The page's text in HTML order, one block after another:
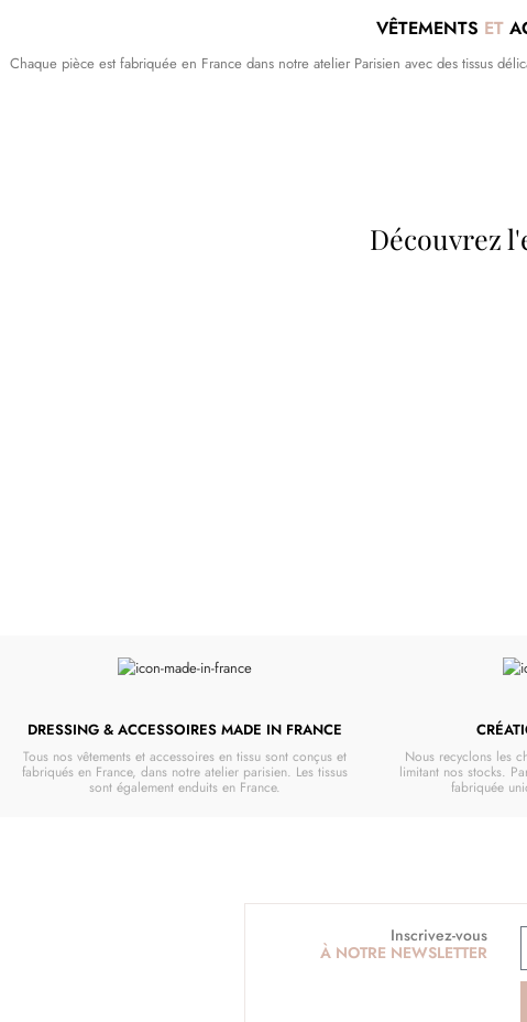
VÊTEMENTS ET
Chaque pièce est fabriquée en France dans notre atelier Parisien avec des tissus
Découvrez
DRESSING & ACCESSOIRES MADE IN FRANCE
Tous nos vêtements et accessoires en tissu sont conçus et
fabriqués en France, dans notre atelier parisien. Les tissus
sont également enduits en France.
Nous recyclons les
limitant nos stocks.
fabriquée
Inscrivez-vous
À NOTRE NEWSLETTER